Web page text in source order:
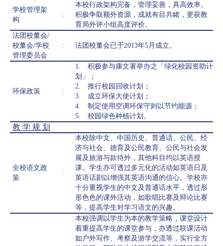
学校管理架
构
:
本校行政架构完备，管理妥善，具高效率。
积极争取额外资源，成就有目共睹，更获教
育局外评小组高度评价。
法团校董会/
校董会/学校
管理委员会
: 法团校董会已于2013年5月成立。
环保政策 :
1. 积极参与康文署举办之「绿化校园资助计
划」；
2. 推行校园回收计划；
3. 成立环保大使计划；
4. 制定使用空调环保守则以节约能源；
5. 校园绿色种植计划。
教 学 规 划
全校语文政
策
:
本校除中文、中国历史、普通话、公民、经
济与社会、德育及公民教育、公民与社会发
展及旅游与款待外，其他科目均以英语授
课。学生亦可透过多元化的活动如英语日及
英语话剧以增强其英语沟通的信心。学校亦
十分重视学生的中文及普通话水平，透过形
形色色的课外活动，如歌唱比赛及辩论比赛
等，提高学生对学习语文的兴趣。
本校强调以学生为本的教学策略，课堂设计
着重提高学生的课堂参与，亦透过联课活动
如户外写作、考察及游学交流等，实行全方